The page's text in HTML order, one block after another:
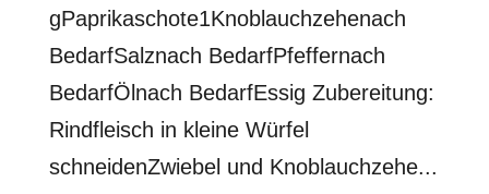
gPaprikaschote1Knoblauchzehenach
BedarfSalznach BedarfPfeffernach
BedarfÖlnach BedarfEssig Zubereitung:
Rindfleisch in kleine Würfel
schneidenZwiebel und Knoblauchzehe...